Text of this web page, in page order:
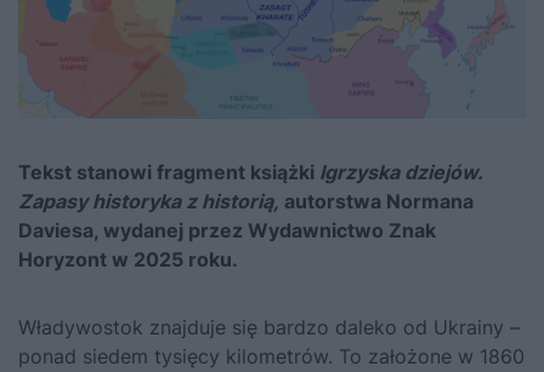
Tekst stanowi fragment książki Igrzyska dziejów.
Zapasy historyka z historią, autorstwa Normana
Daviesa, wydanej przez Wydawnictwo Znak
Horyzont w 2025 roku.
Władywostok znajduje się bardzo daleko od Ukrainy –
ponad siedem tysięcy kilometrów. To założone w 1860